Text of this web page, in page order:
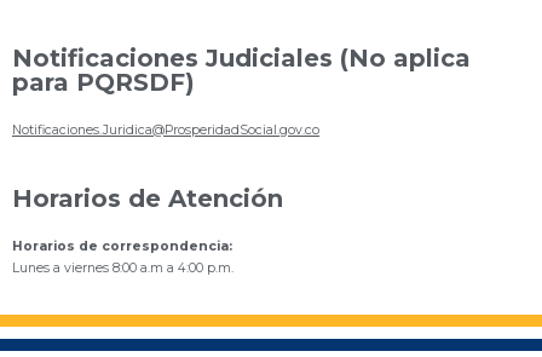
Notificaciones Judiciales (No aplica
para PQRSDF)
Notificaciones.Juridica@ProsperidadSocial.gov.co
Horarios de Atención
Horarios de correspondencia:
Lunes a viernes 8:00 a.m a 4:00 p.m.